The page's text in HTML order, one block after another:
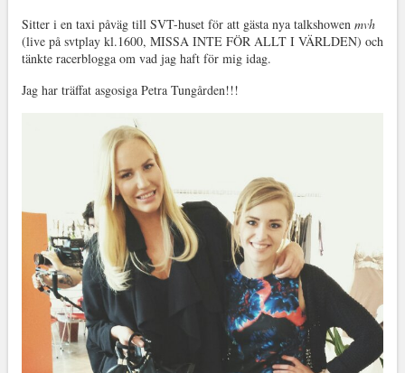
Sitter i en taxi påväg till SVT-huset för att gästa nya talkshowen mvh
(live på svtplay kl.1600, MISSA INTE FÖR ALLT I VÄRLDEN) och
tänkte racerblogga om vad jag haft för mig idag.
Jag har träffat asgosiga Petra Tungården!!!